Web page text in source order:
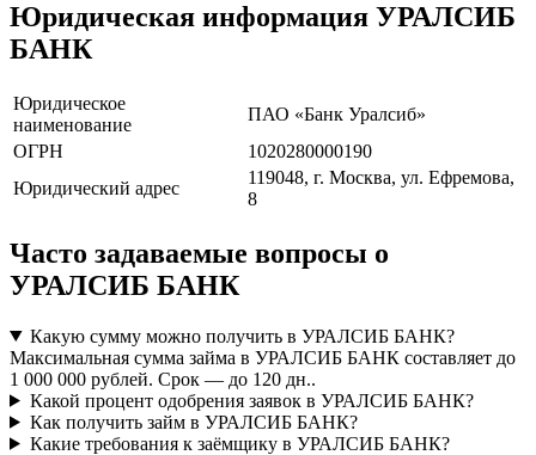
Юридическая информация УРАЛСИБ
БАНК
Юридическое
наименование
ПАО «Банк Уралсиб»
ОГРН
1020280000190
Юридический адрес
119048, г. Москва, ул. Ефремова,
8
Часто задаваемые вопросы о
УРАЛСИБ БАНК
Какую сумму можно получить в УРАЛСИБ БАНК?
Максимальная сумма займа в УРАЛСИБ БАНК составляет до
1 000 000 рублей. Срок — до 120 дн..
Какой процент одобрения заявок в УРАЛСИБ БАНК?
Как получить займ в УРАЛСИБ БАНК?
Какие требования к заёмщику в УРАЛСИБ БАНК?